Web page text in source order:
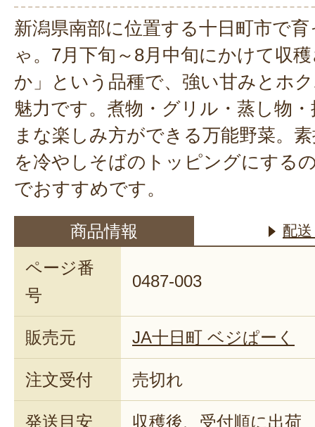
新潟県南部に位置する十日町市で
ゃ。7月下旬～8月中旬にかけて収
か」という品種で、強い甘みとホ
魅力です。煮物・グリル・蒸し物
まな楽しみ方ができる万能野菜。
を冷やしそばのトッピングにする
でおすすめです。
商品情報 配
ページ番
号
0487-003
販売元 JA十日町 ベジぱーく
注文受付 売切れ
発送目安 収穫後、受付順に出荷